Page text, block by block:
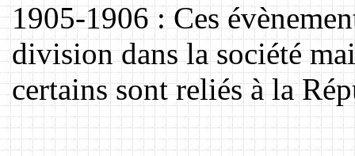
1905-1906 : Ces
division dans la société
certains sont reliés à la